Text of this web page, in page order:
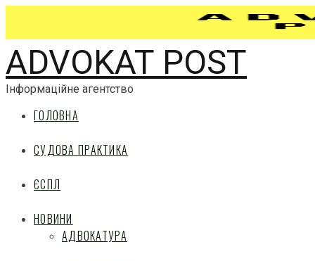
ADVOKAT POST
Інформаційне агентство
ГОЛОВНА
СУДОВА ПРАКТИКА
ЄСПЛ
НОВИНИ
АДВОКАТУРА